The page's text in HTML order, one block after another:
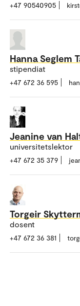
+47 90540905
Hanna Seglem
stipendiat
+47 672 36 595
Jeanine van
universitetslektor
+47 672 35 379
Torgeir
dosent
+47 672 36 381